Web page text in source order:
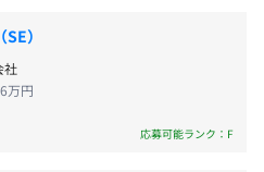
後、開発に携わります。
携わりたいエンジニアをお
）
社
万円
応募可能ランク：F